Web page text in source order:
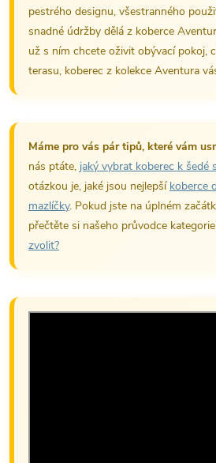
pestrého designu, všestranného
snadné údržby dělá z koberce
už s ním chcete oživit obývací pokoj,
terasu, koberec z kolekce Aventura
Máme pro vás pár tipů, které vám
nás ptáte, jaký vybrat koberec k šedé
otázkou je, jaké jsou nejlepší koberce
mazlíčky. Pokud jste na úplném
přečtěte si našeho průvodce
zvolit?